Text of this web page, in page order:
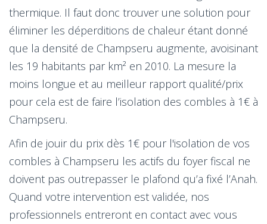
thermique. Il faut donc trouver une solution pour
éliminer les déperditions de chaleur étant donné
que la densité de Champseru augmente, avoisinant
les 19 habitants par km² en 2010. La mesure la
moins longue et au meilleur rapport qualité/prix
pour cela est de faire l’isolation des combles à 1€ à
Champseru.
Afin de jouir du prix dès 1€ pour l'isolation de vos
combles à Champseru les actifs du foyer fiscal ne
doivent pas outrepasser le plafond qu’a fixé l’Anah.
Quand votre intervention est validée, nos
professionnels entreront en contact avec vous